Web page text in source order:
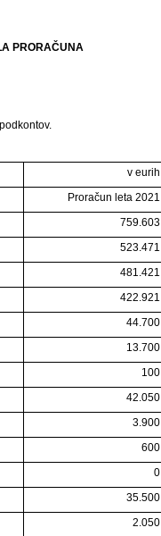
PRORAČUNA
v eurih
Proračun leta 2021
759.603
523.471
481.421
422.921
44.700
13.700
100
42.050
3.900
600
0
35.500
2.050